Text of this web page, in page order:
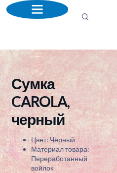
Сумка
CAROLA,
черный
Цвет: Чёрный
Материал товара:
Переработанный
войлок